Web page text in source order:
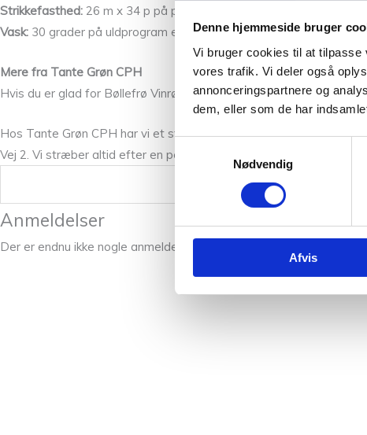
Denne hjemmeside bruger
Vi bruger cookies til at tilpasse
vores trafik. Vi deler også
annonceringspartnere og
dem, eller som de har
Nødvendig
Afvis
Strikkefasthed: 26 m x 34 p på pind nr. 3 = 10×10 cm
Vask: 30 grader på uldprogram eller håndvaskeprogram med
Mere fra Tante Grøn CPH
Hvis du er glad for Bøllefrø Vinrød 124, så vil du måske også
Hos Tante Grøn CPH har vi et stort udvalg af garner i mange
Vej 2. Vi stræber altid efter en personlig og nøje vejledning så du
Vægt
Anmeldelser
Der er endnu ikke nogle anmeldelser.